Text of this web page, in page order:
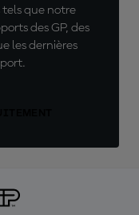
tels que notre
des GP, des
les dernières